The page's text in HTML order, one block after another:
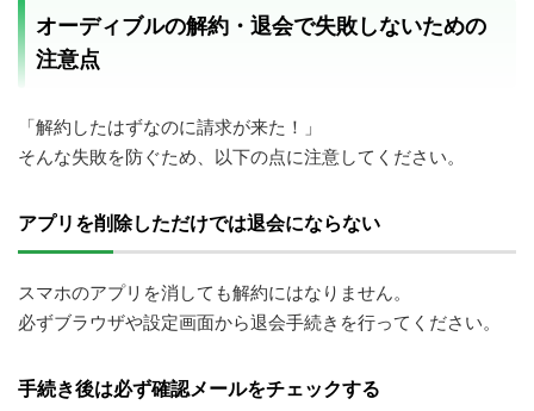
オーディブルの解約・退会で失敗しないための
注意点
「解約したはずなのに請求が来た！」
そんな失敗を防ぐため、以下の点に注意してください。
アプリを削除しただけでは退会にならない
スマホのアプリを消しても解約にはなりません。
必ずブラウザや設定画面から退会手続きを行ってください。
手続き後は必ず確認メールをチェックする